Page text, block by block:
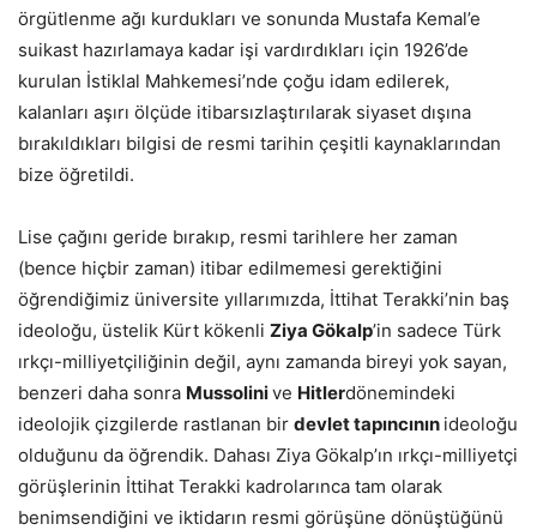
örgütlenme ağı kurdukları ve sonunda Mustafa Kemal’e
suikast hazırlamaya kadar işi vardırdıkları için 1926’de
kurulan İstiklal Mahkemesi’nde çoğu idam edilerek,
kalanları aşırı ölçüde itibarsızlaştırılarak siyaset dışına
bırakıldıkları bilgisi de resmi tarihin çeşitli kaynaklarından
bize öğretildi.
Lise çağını geride bırakıp, resmi tarihlere her zaman
(bence hiçbir zaman) itibar edilmemesi gerektiğini
öğrendiğimiz üniversite yıllarımızda, İttihat Terakki’nin baş
ideoloğu, üstelik Kürt kökenli Ziya Gökalp’in sadece Türk
ırkçı-milliyetçiliğinin değil, aynı zamanda bireyi yok sayan,
benzeri daha sonra Mussolinive Hitlerdönemindeki
ideolojik çizgilerde rastlanan bir devlet tapıncının ideoloğu
olduğunu da öğrendik. Dahası Ziya Gökalp’ın ırkçı-milliyetçi
görüşlerinin İttihat Terakki kadrolarınca tam olarak
benimsendiğini ve iktidarın resmi görüşüne dönüştüğünü